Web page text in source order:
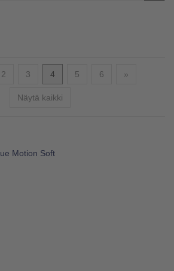
2 3 4 5 6 »Seuraava
Näytä kaikki